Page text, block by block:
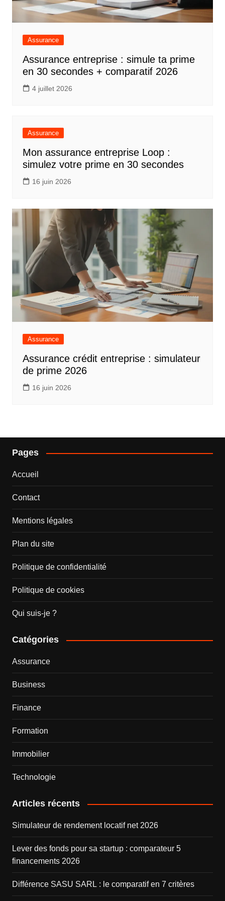
Assurance
Assurance entreprise : simule ta prime
en 30 secondes + comparatif 2026
4 juillet 2026
Assurance
Mon assurance entreprise Loop :
simulez votre prime en 30 secondes
16 juin 2026
Assurance
Assurance crédit entreprise : simulateur
de prime 2026
16 juin 2026
Pages
Accueil
Contact
Mentions légales
Plan du site
Politique de confidentialité
Politique de cookies
Qui suis-je ?
Catégories
Assurance
Business
Finance
Formation
Immobilier
Technologie
Articles récents
Simulateur de rendement locatif net 2026
Lever des fonds pour sa startup : comparateur 5
financements 2026
Différence SASU SARL : le comparatif en 7 critères